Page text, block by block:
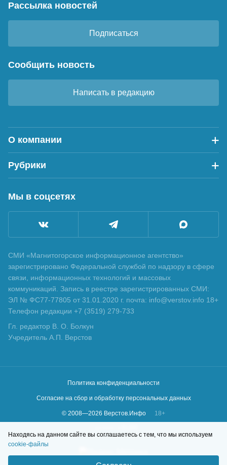
Рассылка новостей
Подписаться
Сообщить новость
Написать в редакцию
О компании
Рубрики
Мы в соцсетях
СМИ «Магнитогорское информационное агентство»
зарегистрировано Федеральной службой по надзору в сфере
связи, информационных технологий и массовых
коммуникаций. Запись в реестре зарегистрированных СМИ:
ЭЛ № ФС77-77805 от 31.01.2020 г. почта: info@verstov.info 18+
Телефон редакции +7 (3519) 279-733
Гл. редактор В. О. Болкун
Учредитель А.П. Верстов
Политика конфиденциальности
Согласие на сбор и обработку персональных данных
© 2008—2026 Верстов.Инфо
18+
Находясь на данном сайте вы соглашаетесь с тем, что мы используем
cookie-файлы